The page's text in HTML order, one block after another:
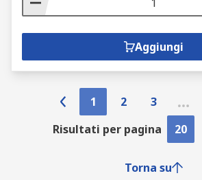
Aggiungi
1 2 3
Risultati per pagina
20
Torna su